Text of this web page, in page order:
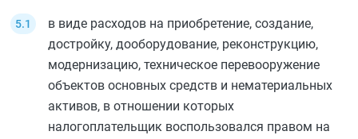
в виде расходов на приобретение, создание,
достройку, дооборудование, реконструкцию,
модернизацию, техническое перевооружение
объектов основных средств и нематериальных
активов, в отношении которых
налогоплательщик воспользовался правом на